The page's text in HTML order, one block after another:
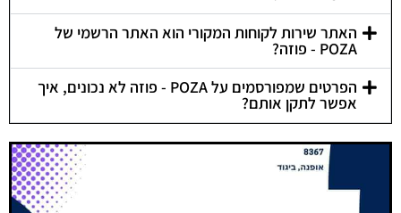
האתר שירות לקוחות המקורי הוא האתר הרשמי של
POZA - פוזה?
הפרטים שמפורסמים על POZA - פוזה לא נכונים, איך
אפשר לתקן אותם?